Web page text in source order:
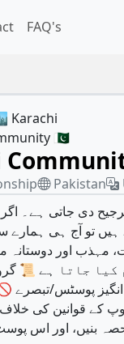
FAQ's
Pakistan
ہیں تو آج ہی
اور دوستانہ
ہے 📜 گروپ
پوسٹس/
کی خلاف